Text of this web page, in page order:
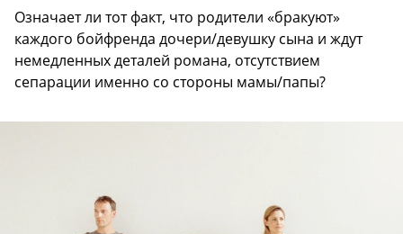
Означает ли тот факт, что родители «бракуют»
каждого бойфренда дочери/девушку сына и ждут
немедленных деталей романа, отсутствием
сепарации именно со стороны мамы/папы?